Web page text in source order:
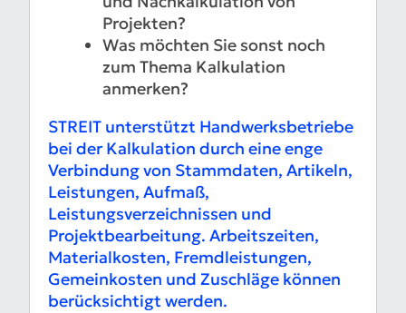
Projekten?
Was möchten Sie sonst noch
zum Thema Kalkulation
anmerken?
STREIT unterstützt Handwerksbetriebe
bei der Kalkulation durch eine enge
Verbindung von Stammdaten, Artikeln,
Leistungen, Aufmaß,
Leistungsverzeichnissen und
Projektbearbeitung. Arbeitszeiten,
Materialkosten, Fremdleistungen,
Gemeinkosten und Zuschläge können
berücksichtigt werden.